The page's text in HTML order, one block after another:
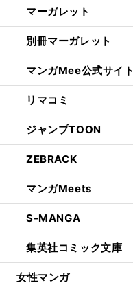
マーガレット
別冊マーガレット
マンガMee公式サイト
リマコミ
ジャンプTOON
ZEBRACK
マンガMeets
S-MANGA
集英社コミック文庫
女性マンガ